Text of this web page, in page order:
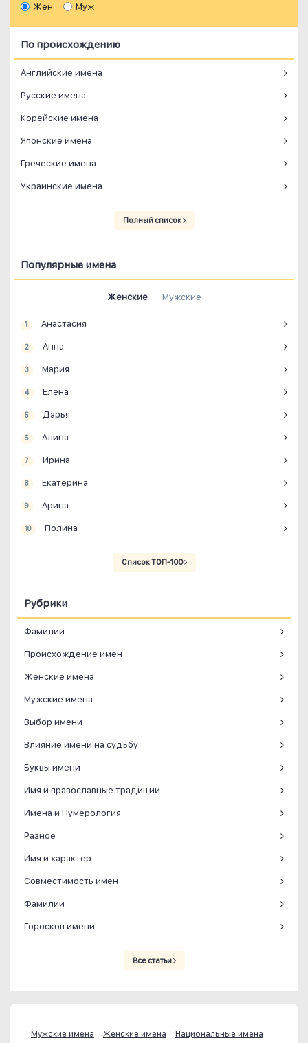
Жен Муж
По происхождению
Английские имена
Русские имена
Корейские имена
Японские имена
Греческие имена
Украинские имена
Полный список
Популярные имена
Женские Мужские
1 Анастасия
2 Анна
3 Мария
4 Елена
5 Дарья
6 Алина
7 Ирина
8 Екатерина
9 Арина
10 Полина
Список ТОП-100
Рубрики
Фамилии
Происхождение имен
Женские имена
Мужские имена
Выбор имени
Влияние имени на судьбу
Буквы имени
Имя и православные традиции
Имена и Нумерология
Разное
Имя и характер
Совместимость имен
Фамилии
Гороскоп имени
Все статьи
Мужские имена Женские имена Национальные имена